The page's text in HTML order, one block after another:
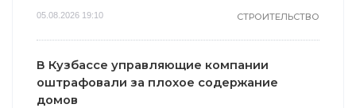
05.08.2026 19:10 СТРОИТЕЛЬСТВО
В Кузбассе управляющие компании
оштрафовали за плохое содержание
домов